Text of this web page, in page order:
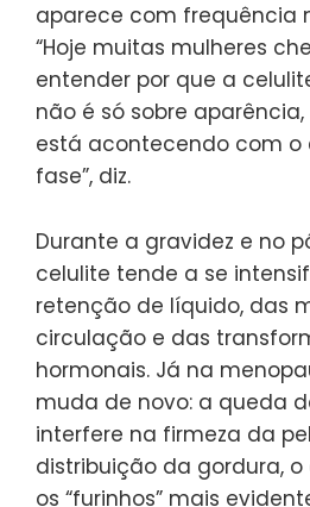
aparece com frequência
“Hoje muitas mulheres
entender por que a
não é só sobre
está acontecendo com o
fase”, diz.
Durante a gravidez e no
celulite tende a se
retenção de líquido, das
circulação e das
hormonais. Já na
muda de novo: a queda
interfere na firmeza da
distribuição da gordura,
os “furinhos” mais